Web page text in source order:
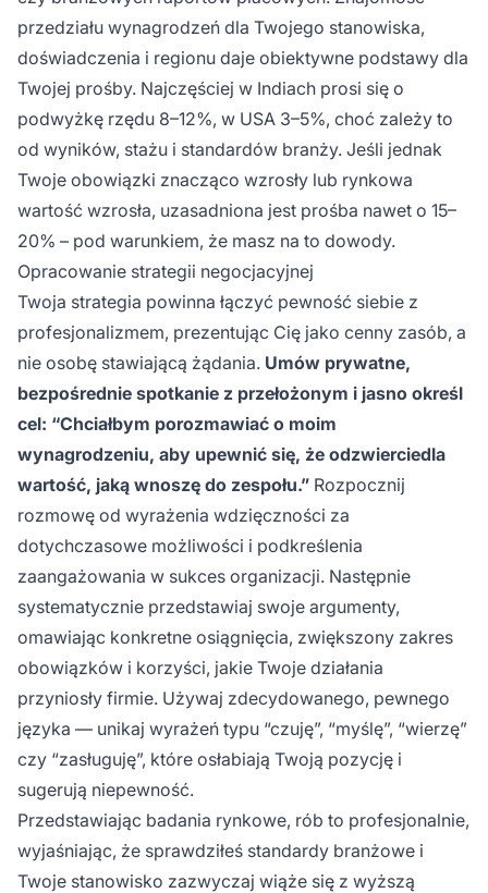
przedziału wynagrodzeń dla Twojego stanowiska,
doświadczenia i regionu daje obiektywne podstawy dla
Twojej prośby. Najczęściej w Indiach prosi się o
podwyżkę rzędu 8–12%, w USA 3–5%, choć zależy to
od wyników, stażu i standardów branży. Jeśli jednak
Twoje obowiązki znacząco wzrosły lub rynkowa
wartość wzrosła, uzasadniona jest prośba nawet o 15–
20% – pod warunkiem, że masz na to dowody.
Opracowanie strategii negocjacyjnej
Twoja strategia powinna łączyć pewność siebie z
profesjonalizmem, prezentując Cię jako cenny zasób, a
nie osobę stawiającą żądania. Umów prywatne,
bezpośrednie spotkanie z przełożonym i jasno określ
cel: “Chciałbym porozmawiać o moim
wynagrodzeniu, aby upewnić się, że odzwierciedla
wartość, jaką wnoszę do zespołu.” Rozpocznij
rozmowę od wyrażenia wdzięczności za
dotychczasowe możliwości i podkreślenia
zaangażowania w sukces organizacji. Następnie
systematycznie przedstawiaj swoje argumenty,
omawiając konkretne osiągnięcia, zwiększony zakres
obowiązków i korzyści, jakie Twoje działania
przyniosły firmie. Używaj zdecydowanego, pewnego
języka — unikaj wyrażeń typu “czuję”, “myślę”, “wierzę”
czy “zasługuję”, które osłabiają Twoją pozycję i
sugerują niepewność.
Przedstawiając badania rynkowe, rób to profesjonalnie,
wyjaśniając, że sprawdziłeś standardy branżowe i
Twoje stanowisko zazwyczaj wiąże się z wyższą